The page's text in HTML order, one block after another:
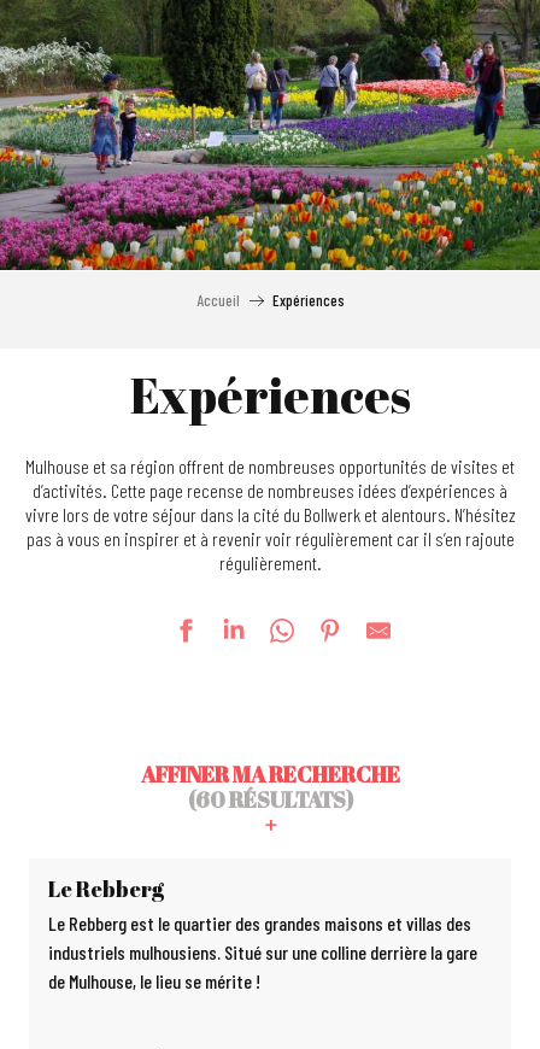
Aller
au
contenu
principal
Accueil Expériences
Expériences
Mulhouse et sa région offrent de nombreuses opportunités de visites et
d’activités. Cette page recense de nombreuses idées d’expériences à
vivre lors de votre séjour dans la cité du Bollwerk et alentours. N’hésitez
pas à vous en inspirer et à revenir voir régulièrement car il s’en rajoute
régulièrement.
AFFINER MA RECHERCHE
(60 RÉSULTATS)
Le Rebberg
Le Rebberg est le quartier des grandes maisons et villas des
industriels mulhousiens. Situé sur une colline derrière la gare
de Mulhouse, le lieu se mérite !